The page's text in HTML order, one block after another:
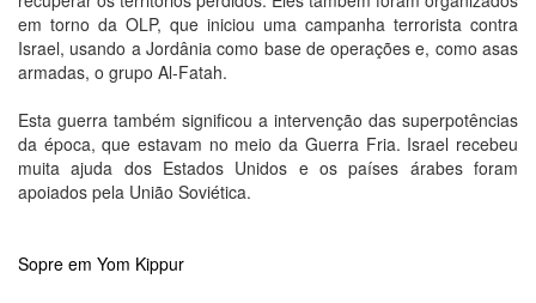
em torno da OLP, que iniciou uma campanha terrorista contra
Israel, usando a Jordânia como base de operações e, como asas
armadas, o grupo Al-Fatah.
Esta guerra também significou a intervenção das superpotências
da época, que estavam no meio da Guerra Fria. Israel recebeu
muita ajuda dos Estados Unidos e os países árabes foram
apoiados pela União Soviética.
Sopre em Yom Kippur